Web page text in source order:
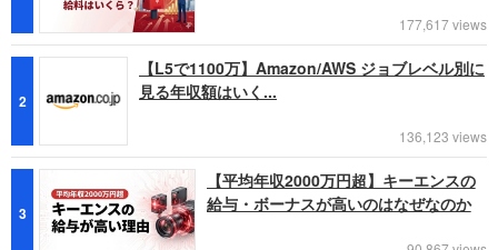
177,617 views
2
【L5で1100万】Amazon/AWS ジョブレベル別に
見る年収額はいく...
136,123 views
3
【平均年収2000万円超】キーエンスの
給与・ボーナスが高いのはなぜなのか